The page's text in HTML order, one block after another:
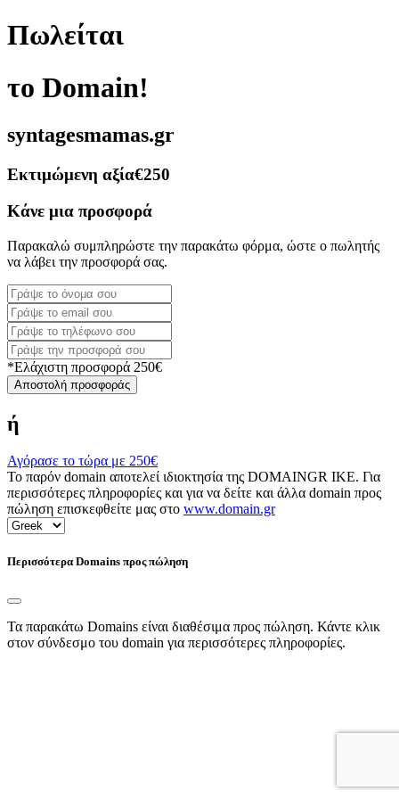
Πωλείται
το Domain!
syntagesmamas.gr
Εκτιμώμενη αξία€250
Κάνε μια προσφορά
Παρακαλώ συμπληρώστε την παρακάτω φόρμα, ώστε ο πωλητής
να λάβει την προσφορά σας.
*Ελάχιστη προσφορά 250€
Αποστολή προσφοράς
ή
Αγόρασε το τώρα με 250€
Το παρόν domain αποτελεί ιδιοκτησία της DOMAINGR ΙΚΕ. Για
περισσότερες πληροφορίες και για να δείτε και άλλα domain προς
πώληση επισκεφθείτε μας στο www.domain.gr
Περισσότερα Domains προς πώληση
Τα παρακάτω Domains είναι διαθέσιμα προς πώληση. Κάντε κλικ
στον σύνδεσμο του domain για περισσότερες πληροφορίες.